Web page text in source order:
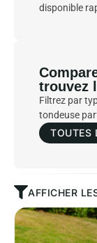
disponible
trouvez
Filtrez par
tondeuse
TOUTES
AFFICHER